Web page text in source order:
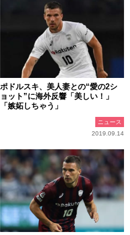
ポドルスキ、美人妻との“愛の2シ
ョット”に海外反響「美しい！」
「嫉妬しちゃう」
ニュース
2019.09.14